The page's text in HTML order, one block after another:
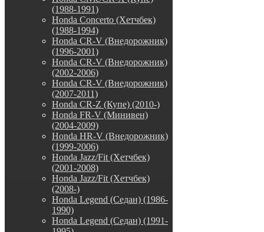
(1988-1991)
Honda Concerto (Хетчбек)
(1988-1994)
Honda CR-V (Внедорожник)
(1996-2001)
Honda CR-V (Внедорожник)
(2002-2006)
Honda CR-V (Внедорожник)
(2007-2011)
Honda CR-Z (Купе) (2010-)
Honda FR-V (Минивен)
(2004-2009)
Honda HR-V (Внедорожник)
(1999-2006)
Honda Jazz/Fit (Хетчбек)
(2001-2008)
Honda Jazz/Fit (Хетчбек)
(2008-)
Honda Legend (Седан) (1986-
1990)
Honda Legend (Седан) (1991-